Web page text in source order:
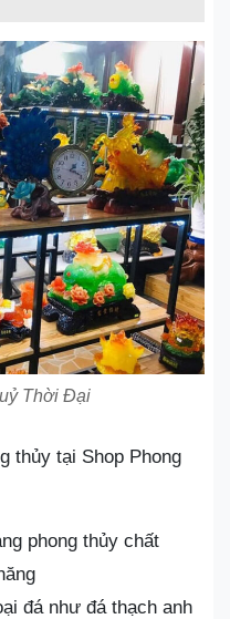
Thời Đại
thủy tại Shop Phong
phong thủy chất
đá như đá thạch anh